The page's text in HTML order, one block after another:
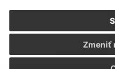
Zmeniť
Posledná
Vytlačiť stránku